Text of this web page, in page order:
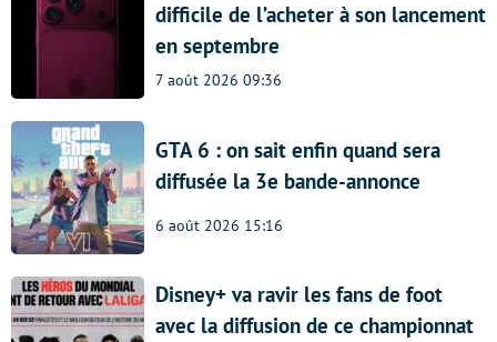
difficile de l’acheter à son lancement
en septembre
7 août 2026 09:36
GTA 6 : on sait enfin quand sera
diffusée la 3e bande-annonce
6 août 2026 15:16
Disney+ va ravir les fans de foot
avec la diffusion de ce championnat